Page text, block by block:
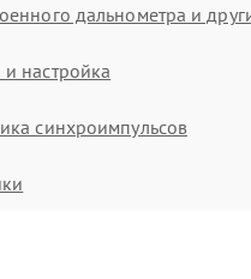
дальнометра и
настройка
синхроимпульсов